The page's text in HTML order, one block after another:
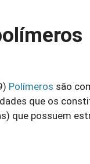
Polímeros são
que os
que possuem